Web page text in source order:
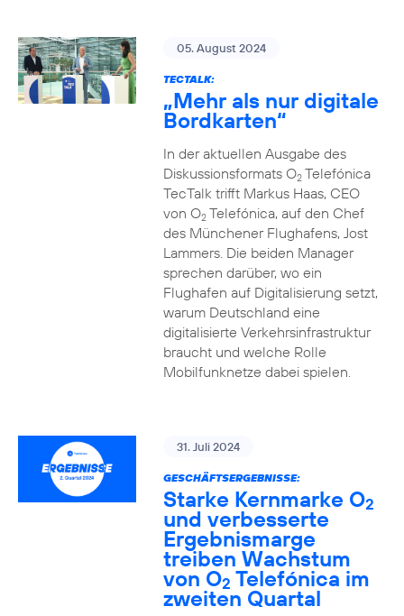
05. August 2024
TECTALK:
„Mehr als nur digitale
Bordkarten“
In der aktuellen Ausgabe des
Diskussionsformats O2Telefónica
TecTalk trifft Markus Haas, CEO
von O2Telefónica, auf den Chef
des Münchener Flughafens, Jost
Lammers. Die beiden Manager
sprechen darüber, wo ein
Flughafen auf Digitalisierung setzt,
warum Deutschland eine
digitalisierte Verkehrsinfrastruktur
braucht und welche Rolle
Mobilfunknetze dabei spielen.
31. Juli 2024
GESCHÄFTSERGEBNISSE:
Starke Kernmarke O2
und verbesserte
Ergebnismarge
treiben Wachstum
von O2 Telefónica im
zweiten Quartal